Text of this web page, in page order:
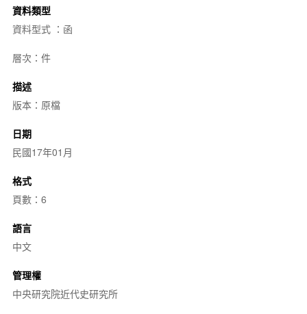
資料類型
資料型式 ：函
層次：件
描述
版本：原檔
日期
民國17年01月
格式
頁數：6
語言
中文
管理權
中央研究院近代史研究所